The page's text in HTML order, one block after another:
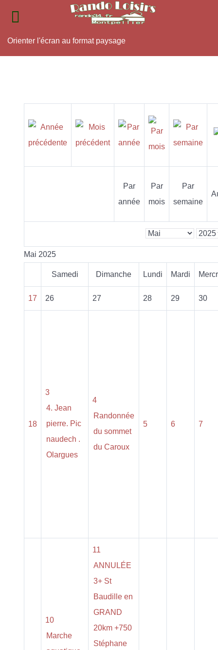
Orienter l'écran au format paysage
Par
année
Par
mois
Par
semaine
Mai 2025
Samedi Dimanche Lundi Mardi
17 26 27 28 29 30
18
3
4. Jean
pierre. Pic
naudech .
Olargues
4
Randonnée
du sommet
du Caroux
5 6 7
10
Marche
11
ANNULÉE
3+ St
Baudille en
GRAND
20km +750
Stéphane